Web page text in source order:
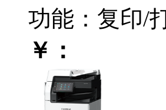
功能：复印/
￥：